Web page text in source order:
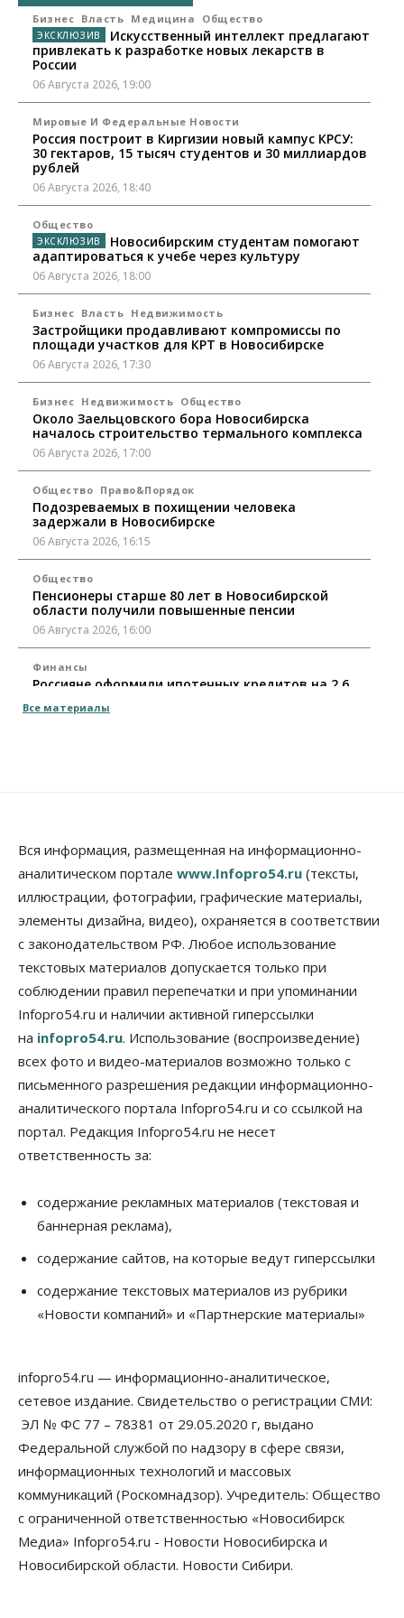
Бизнес Власть Медицина Общество
Искусственный интеллект предлагают
привлекать к разработке новых лекарств в
России
06 Августа 2026, 19:00
Мировые И Федеральные Новости
Россия построит в Киргизии новый кампус КРСУ:
30 гектаров, 15 тысяч студентов и 30 миллиардов
рублей
06 Августа 2026, 18:40
Общество
Новосибирским студентам помогают
адаптироваться к учебе через культуру
06 Августа 2026, 18:00
Бизнес Власть Недвижимость
Застройщики продавливают компромиссы по
площади участков для КРТ в Новосибирске
06 Августа 2026, 17:30
Бизнес Недвижимость Общество
Около Заельцовского бора Новосибирска
началось строительство термального комплекса
06 Августа 2026, 17:00
Общество Право&Порядок
Подозреваемых в похищении человека
задержали в Новосибирске
06 Августа 2026, 16:15
Общество
Пенсионеры старше 80 лет в Новосибирской
области получили повышенные пенсии
06 Августа 2026, 16:00
Финансы
Россияне оформили ипотечных кредитов на 2,6
06 Августа 2026, 15:53
Бизнес
Правительство России продлило разрешение на
выпуск бензина «Евро-3»
06 Августа 2026, 14:00
Общество
«За тех, у кого от 270 баллов,
настоящая борьба»: вузы настойчиво
обзванивают новосибирских высокобалльников
перед зачислением
06 Августа 2026, 13:00
Власть
Режим ЧС ввели в Омской области из-за засухи
06 Августа 2026, 12:15
Новосибирск готовится к визиту Владимира
Путина
Бизнес Недвижимость Общество
Росреестр назвал главные причины
06 Августа 2026, 12:00
Телекоммуникации
В 16 населённых пунктах Мошковского района
Бизнес Право&Порядок
Злоумышленники опять атакуют
новосибирские компании через электронную
почту
06 Августа 2026, 11:00
Общество
Медики готовятся к второму пику активности
клещей в Новосибирской области
06 Августа 2026, 10:00
Все материалы
Вся информация, размещенная на информационно-
аналитическом портале www.Infopro54.ru (тексты,
иллюстрации, фотографии, графические материалы,
элементы дизайна, видео), охраняется в соответствии
с законодательством РФ. Любое использование
текстовых материалов допускается только при
соблюдении правил перепечатки и при упоминании
Infopro54.ru и наличии активной гиперссылки
на infopro54.ru. Использование (воспроизведение)
всех фото и видео-материалов возможно только с
письменного разрешения редакции информационно-
аналитического портала Infopro54.ru и со ссылкой на
портал. Редакция Infopro54.ru не несет
ответственность за:
содержание рекламных материалов (текстовая и
баннерная реклама),
содержание сайтов, на которые ведут гиперссылки
содержание текстовых материалов из рубрики
«Новости компаний» и «Партнерские материалы»
infopro54.ru — информационно-аналитическое,
сетевое издание. Свидетельство о регистрации СМИ:
ЭЛ № ФС 77 – 78381 от 29.05.2020 г, выдано
Федеральной службой по надзору в сфере связи,
информационных технологий и массовых
коммуникаций (Роскомнадзор). Учредитель: Общество
с ограниченной ответственностью «Новосибирск
Медиа» Infopro54.ru - Новости Новосибирска и
Новосибирской области. Новости Сибири.